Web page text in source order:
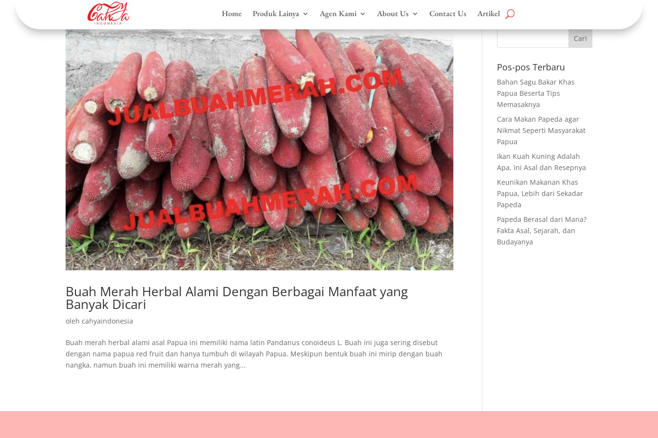
Home Produk Lainya Agen Kami About Us Contact Us Artikel
Buah Merah Herbal Alami Dengan Berbagai Manfaat yang
Banyak Dicari
olehcahyaindonesia
Buah merah herbal alami asal Papua ini memiliki nama latin Pandanus conoideus L. Buah ini juga sering disebut
dengan nama papua red fruit dan hanya tumbuh di wilayah Papua. Meskipun bentuk buah ini mirip dengan buah
nangka, namun buah ini memiliki warna merah yang...
Pos-pos Terbaru
Bahan Sagu Bakar Khas
Papua Beserta Tips
Memasaknya
Cara Makan Papeda agar
Nikmat Seperti Masyarakat
Papua
Ikan Kuah Kuning Adalah
Apa, Ini Asal dan Resepnya
Keunikan Makanan Khas
Papua, Lebih dari Sekadar
Papeda
Papeda Berasal dari Mana?
Fakta Asal, Sejarah, dan
Budayanya